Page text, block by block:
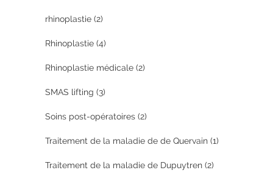
rhinoplastie (2)
Rhinoplastie (4)
Rhinoplastie médicale (2)
SMAS lifting (3)
Soins post-opératoires (2)
Traitement de la maladie de de Quervain (1)
Traitement de la maladie de Dupuytren (2)